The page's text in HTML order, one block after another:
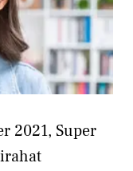
2021, Super